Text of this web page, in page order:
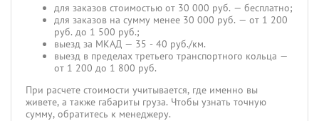
для заказов стоимостью от 30 000 руб. — бесплатно;
для заказов на сумму менее 30 000 руб. — от 1 200
руб. до 1 500 руб.;
выезд за МКАД — 35 - 40 руб./км.
выезд в пределах третьего транспортного кольца —
от 1 200 до 1 800 руб.
При расчете стоимости учитывается, где именно вы
живете, а также габариты груза. Чтобы узнать точную
сумму, обратитесь к менеджеру.